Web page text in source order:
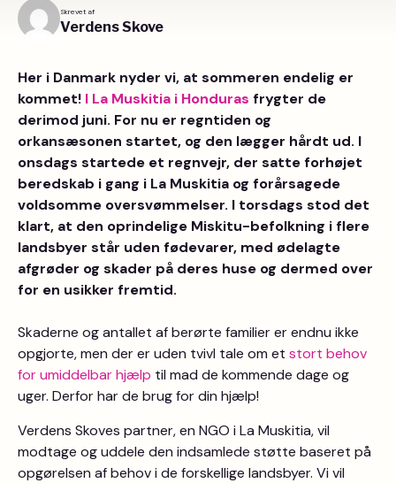
Skrevet af
Verdens Skove
Her i Danmark nyder vi, at sommeren endelig er
kommet! I La Muskitia i Honduras frygter de
derimod juni. For nu er regntiden og
orkansæsonen startet, og den lægger hårdt ud. I
onsdags startede et regnvejr, der satte forhøjet
beredskab i gang i La Muskitia og forårsagede
voldsomme oversvømmelser. I torsdags stod det
klart, at den oprindelige Miskitu-befolkning i flere
landsbyer står uden fødevarer, med ødelagte
afgrøder og skader på deres huse og dermed over
for en usikker fremtid.
Skaderne og antallet af berørte familier er endnu ikke
opgjorte, men der er uden tvivl tale om et stort behov
for umiddelbar hjælp til mad de kommende dage og
uger. Derfor har de brug for din hjælp!
Verdens Skoves partner, en NGO i La Muskitia, vil
modtage og uddele den indsamlede støtte baseret på
opgørelsen af behov i de forskellige landsbyer. Vi vil